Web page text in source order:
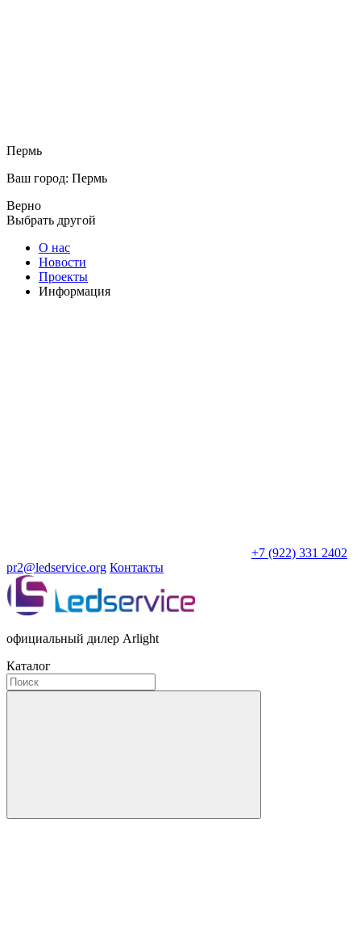
Пермь
Ваш город: Пермь
Верно
Выбрать другой
О нас
Новости
Проекты
Информация
+7 (922) 331 2402
pr2@ledservice.org Контакты
официальный дилер Arlight
Каталог